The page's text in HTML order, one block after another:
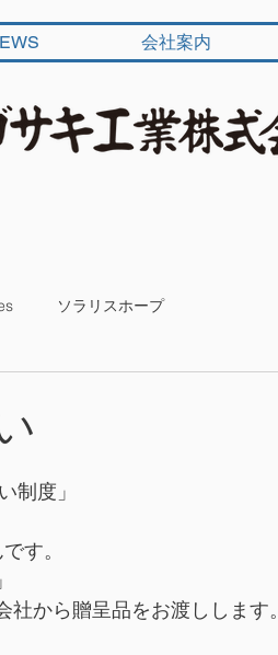
会社案内
ソラリスホープ
制度」
す。
から贈呈品をお渡しします。